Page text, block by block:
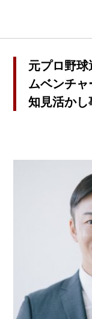
元プロ野球
ムベンチ
知見活か